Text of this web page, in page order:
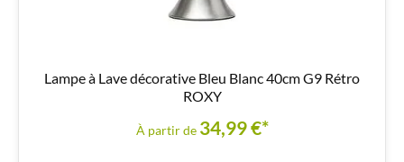
Lampe à Lave décorative Bleu Blanc 40cm G9 Rétro
ROXY
À partir de 34,99 €*